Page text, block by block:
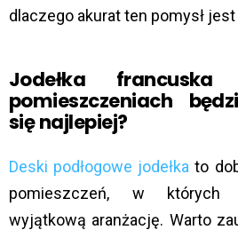
dlaczego akurat ten pomysł
Jodełka
pomieszczeniach
się najlepiej?
Deski podłogowe jodełka to
pomieszczeń, w których
wyjątkową aranżację. Warto